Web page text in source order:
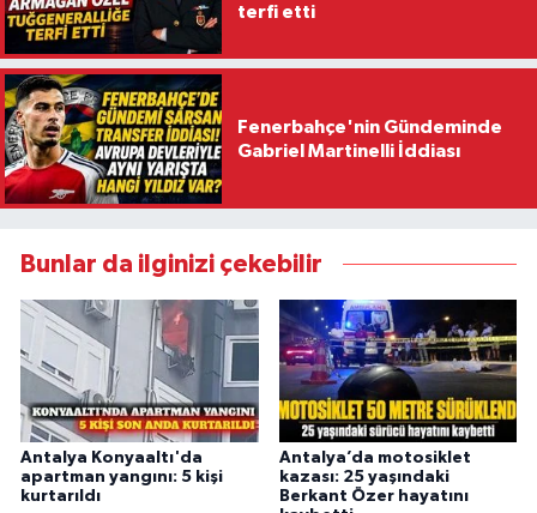
terfi etti
Fenerbahçe'nin Gündeminde
Gabriel Martinelli İddiası
Bunlar da ilginizi çekebilir
Antalya Konyaaltı'da
apartman yangını: 5 kişi
kurtarıldı
Antalya’da motosiklet
kazası: 25 yaşındaki
Berkant Özer hayatını